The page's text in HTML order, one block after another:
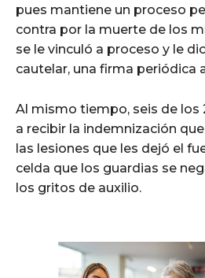
pues mantiene un proceso
contra por la muerte de los
se le vinculó a proceso y le
cautelar, una firma periódica
Al mismo tiempo, seis de los
a recibir la indemnización
las lesiones que les dejó el
celda que los guardias se
los gritos de auxilio.